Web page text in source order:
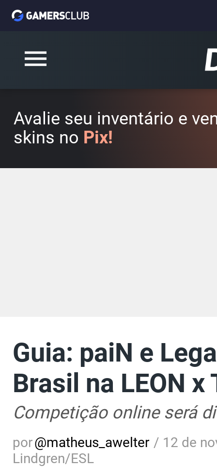
Avalie seu inventário e
skins no Pix!
Guia: paiN e
Brasil na LEON x
Competição online será
por@matheus_awelter / 12 de
Lindgren/ESL